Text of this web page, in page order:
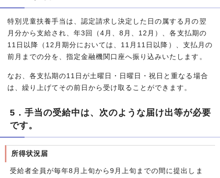
特別児童扶養手当は、認定請求し決定した日の属する月の翌
月分から支給され、年3回（4月、8月、12月）、各支払期の
11日以降（12月期分においては、11月11日以降）、支払月の
前月までの分を、指定金融機関口座へ振り込みいたします。
なお、各支払期の11日が土曜日・日曜日・祝日と重なる場合
は、繰り上げてその前日から受け取ることができます。
5．手当の受給中は、次のような届け出等が必要
です。
所得状況届
受給者全員が毎年8月上旬から9月上旬までの間に提出しま